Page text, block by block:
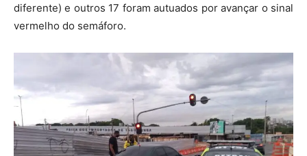
diferente) e outros 17 foram autuados por avançar o sinal
vermelho do semáforo.